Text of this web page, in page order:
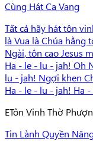
Cùng Hát Ca Vang
Tất cả hãy hát tôn
là Vua là Chúa hằng
Ngài, tôn cao Jesus
Ha - le - lu - jah! Oh
lu - jah! Ngợi khen
Ha - le - lu - jah! Ha
ETôn Vinh Thờ
Tin Lành Quyền